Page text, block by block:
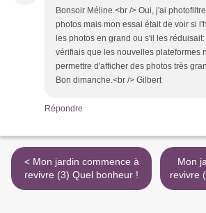
Bonsoir Méline.<br /> Oui, j'ai
photos mais mon essai était de voir si
les photos en grand ou s'il les
vérifiais que les nouvelles plateformes
permettre d'afficher des photos très
Bon dimanche.<br /> Gilbert
Répondre
< Mon jardin commence à
revivre (3) Quel bonheur !
Mon